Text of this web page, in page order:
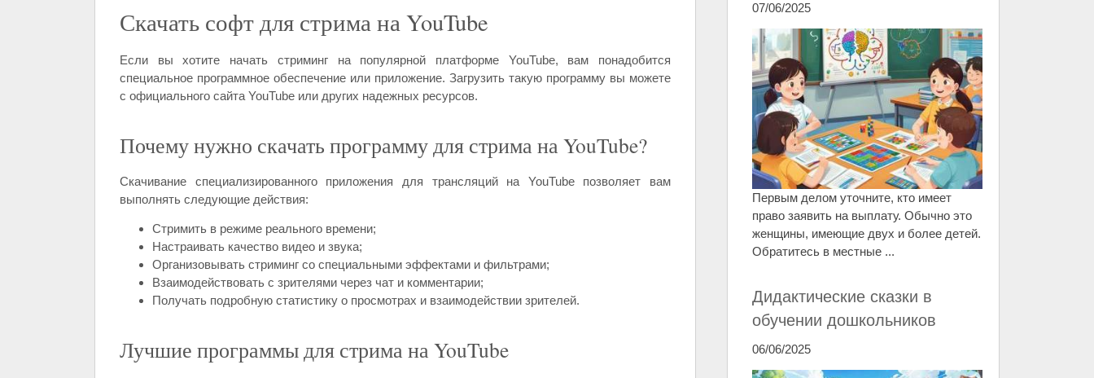
Скачать софт для стрима на YouTube
Если вы хотите начать стриминг на популярной платформе YouTube, вам понадобится
специальное программное обеспечение или приложение. Загрузить такую программу вы можете
с официального сайта YouTube или других надежных ресурсов.
Почему нужно скачать программу для стрима на YouTube?
Скачивание специализированного приложения для трансляций на YouTube позволяет вам
выполнять следующие действия:
Стримить в режиме реального времени;
Настраивать качество видео и звука;
Организовывать стриминг со специальными эффектами и фильтрами;
Взаимодействовать с зрителями через чат и комментарии;
Получать подробную статистику о просмотрах и взаимодействии зрителей.
Лучшие программы для стрима на YouTube
07/06/2025
Первым делом уточните, кто имеет
право заявить на выплату. Обычно это
женщины, имеющие двух и более детей.
Обратитесь в местные ...
Дидактические сказки в
обучении дошкольников
06/06/2025